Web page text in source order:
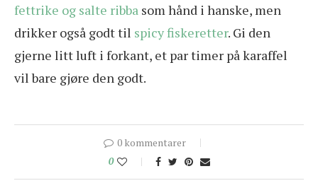
fettrike og salte ribba som hånd i hanske, men
drikker også godt til spicy fiskeretter. Gi den
gjerne litt luft i forkant, et par timer på karaffel
vil bare gjøre den godt.
0 kommentarer
0